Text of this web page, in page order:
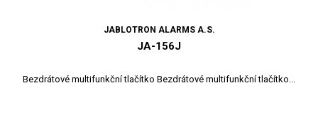
JABLOTRON ALARMS A.S.
JA-156J
Bezdrátové multifunkční tlačítko Bezdrátové multifunkční tlačítko...